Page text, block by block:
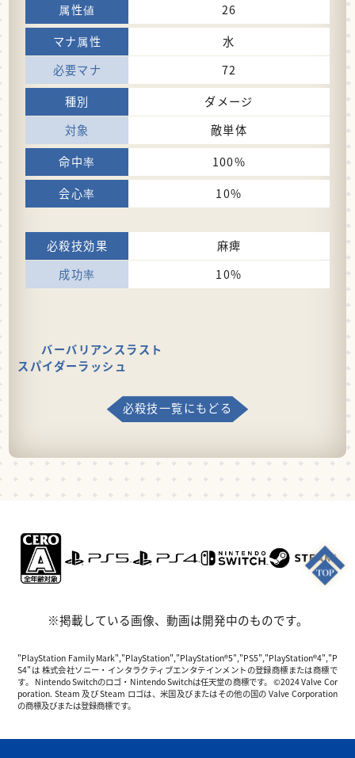
26
水
72
ダメージ
敵単体
100%
10%
麻痺
10%
バーバリアンスラスト
スパイダーラッシュ
必殺技一覧にもどる
※掲載している画像、動画は開発中のものです。
"PlayStation Family Mark","PlayStation","PlayStation®5","PS5","PlayStation®4","P
S4"は 株式会社ソニー・インタラクティブエンタテインメントの登録商標または商標で
す。 Nintendo Switchのロゴ・Nintendo Switchは任天堂の商標です。 ©2024 Valve Cor
poration. Steam 及び Steam ロゴは、米国及びまたはその他の国の Valve Corporation
の商標及びまたは登録商標です。